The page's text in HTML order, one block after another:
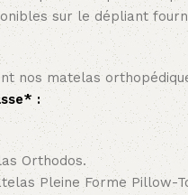
sur le dépliant
nos matelas
:
Orthodos.
Pleine Forme Pillow-